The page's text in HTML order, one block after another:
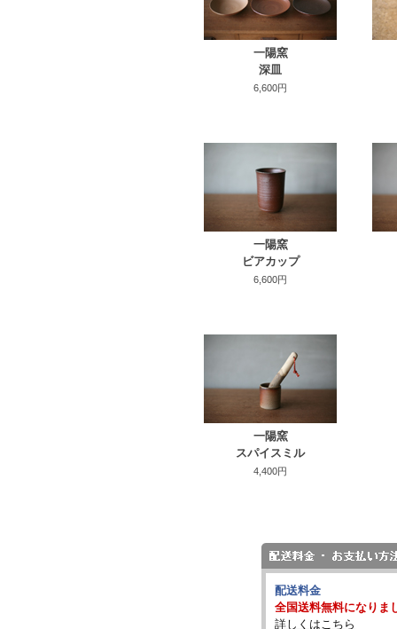
一陽窯
深皿
6,600円
一陽窯
ビアカップ
6,600円
一陽窯
スパイスミル
4,400円
配送料金
全国送料無料になりま
詳しくはこちら